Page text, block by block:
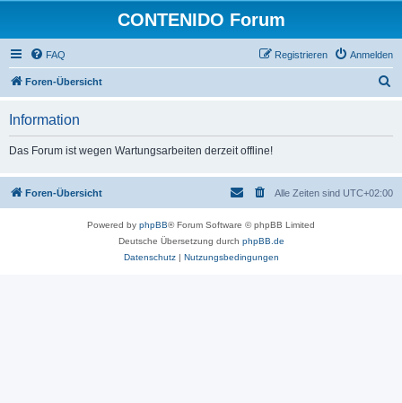
CONTENIDO Forum
FAQ Anmelden
Registrieren
Foren-Übersicht
Information
Das Forum ist wegen Wartungsarbeiten derzeit offline!
Foren-Übersicht Alle Zeiten sind UTC+02:00
Powered by phpBB® Forum Software © phpBB Limited
Deutsche Übersetzung durch phpBB.de
Datenschutz| Nutzungsbedingungen